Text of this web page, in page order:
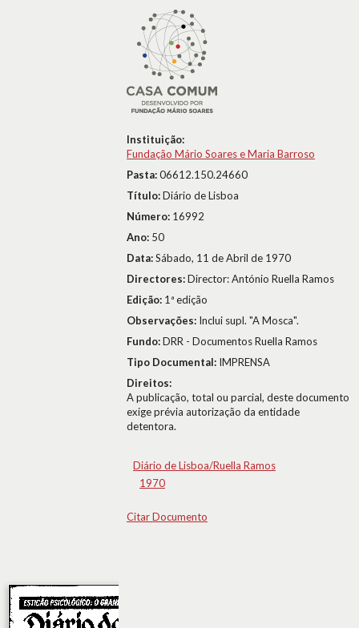
Instituição:
Fundação Mário Soares e Maria Barroso
Pasta:06612.150.24660
Título:Diário de Lisboa
Número: 16992
Ano: 50
Data:Sábado, 11 de Abril de 1970
Directores:Director: António Ruella Ramos
Edição: 1ª edição
Observações: Inclui supl. "A Mosca".
Fundo:DRR - Documentos Ruella Ramos
Tipo Documental: IMPRENSA
Direitos:
A publicação, total ou parcial, deste documento
exige prévia autorização da entidade
detentora.
Diário de Lisboa/Ruella Ramos
1970
Citar Documento